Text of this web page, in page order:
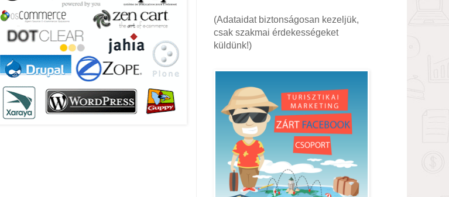
(Adataidat biztonságosan kezeljük,
csak szakmai érdekességeket
küldünk!)